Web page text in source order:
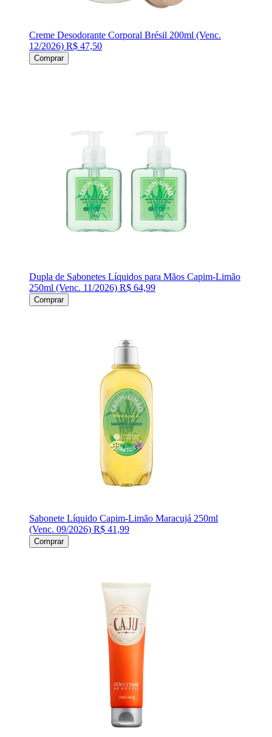
Creme Desodorante Corporal Brésil 200ml (Venc.
12/2026) R$ 47,50
Comprar
Dupla de Sabonetes Líquidos para Mãos Capim-Limão
250ml (Venc. 11/2026) R$ 64,99
Comprar
Sabonete Líquido Capim-Limão Maracujá 250ml
(Venc. 09/2026) R$ 41,99
Comprar